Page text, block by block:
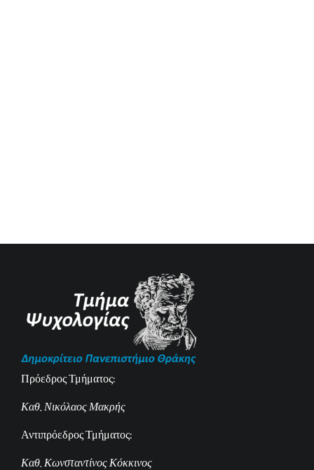
Πρόεδρος Τμήματος:
Καθ. Νικόλαος Μακρής
Αντιπρόεδρος Τμήματος:
Καθ. Κωνσταντίνος Κόκκινος